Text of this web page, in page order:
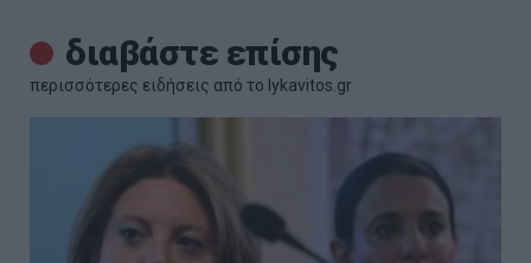
διαβάστε επίσης
περισσότερες ειδήσεις από το lykavitos.gr